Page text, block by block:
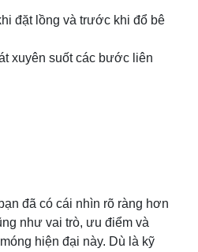
đặt lồng và trước khi đổ bê
xuyên suốt các bước liên
đã có cái nhìn rõ ràng hơn
như vai trò, ưu điểm và
hiện đại này. Dù là kỹ